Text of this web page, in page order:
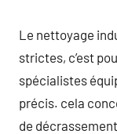
Le nettoyage
strictes, c’est
spécialistes
précis. cela
de